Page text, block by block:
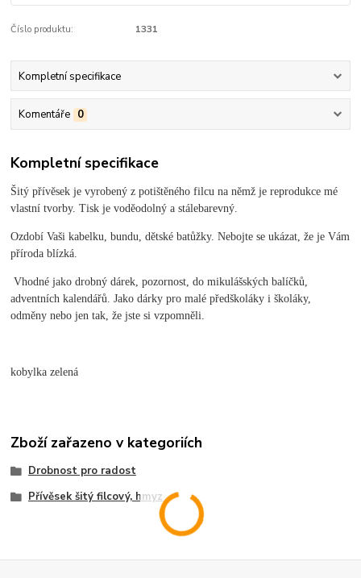
Číslo produktu: 1331
Kompletní specifikace
Komentáře 0
Kompletní specifikace
Šitý přívěsek je vyrobený z potištěného filcu na němž je reprodukce mé
vlastní tvorby. Tisk je voděodolný a stálebarevný.
Ozdobí Vaši kabelku, bundu, dětské batůžky. Nebojte se ukázat, že je Vám
příroda blízká.
Vhodné jako drobný dárek, pozornost, do mikulášských balíčků,
adventních kalendářů. Jako dárky pro malé předškoláky i školáky,
odměny nebo jen tak, že jste si vzpomněli.
kobylka zelená
Zboží zařazeno v kategoriích
Drobnost pro radost
Přívěsek šitý filcový, hmyz